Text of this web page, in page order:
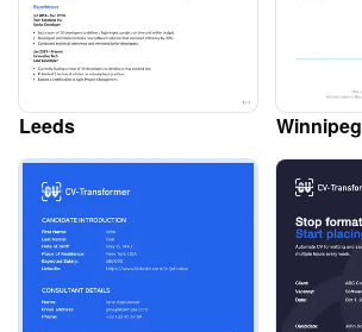
Leeds Winnipeg